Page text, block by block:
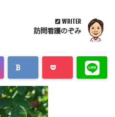
WRITER
訪問看護のぞみ